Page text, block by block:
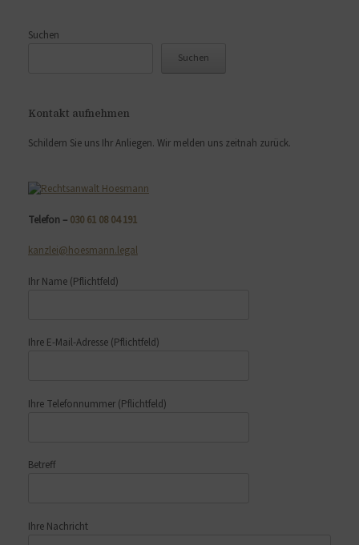
Suchen
Suchen
Kontakt aufnehmen
Schildern Sie uns Ihr Anliegen. Wir melden uns zeitnah zurück.
Telefon – 030 61 08 04 191
kanzlei@hoesmann.legal
Ihr Name (Pflichtfeld)
Ihre E-Mail-Adresse (Pflichtfeld)
Ihre Telefonnummer (Pflichtfeld)
Betreff
Ihre Nachricht